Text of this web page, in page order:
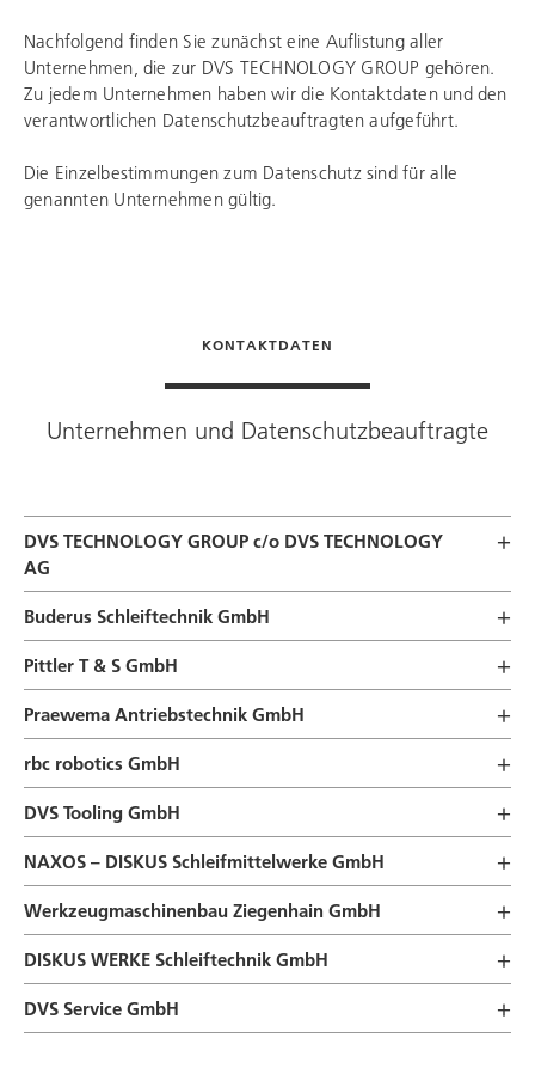
Nachfolgend finden Sie zunächst eine Auflistung aller
Unternehmen, die zur DVS TECHNOLOGY GROUP gehören.
Zu jedem Unternehmen haben wir die Kontaktdaten und den
verantwortlichen Datenschutzbeauftragten aufgeführt.
Die Einzelbestimmungen zum Datenschutz sind für alle
genannten Unternehmen gültig.
KONTAKTDATEN
Unternehmen und Datenschutzbeauftragte
DVS TECHNOLOGY GROUP c/o DVS TECHNOLOGY
AG
Buderus Schleiftechnik GmbH
Pittler T & S GmbH
Praewema Antriebstechnik GmbH
rbc robotics GmbH
DVS Tooling GmbH
NAXOS – DISKUS Schleifmittelwerke GmbH
Werkzeugmaschinenbau Ziegenhain GmbH
DISKUS WERKE Schleiftechnik GmbH
DVS Service GmbH